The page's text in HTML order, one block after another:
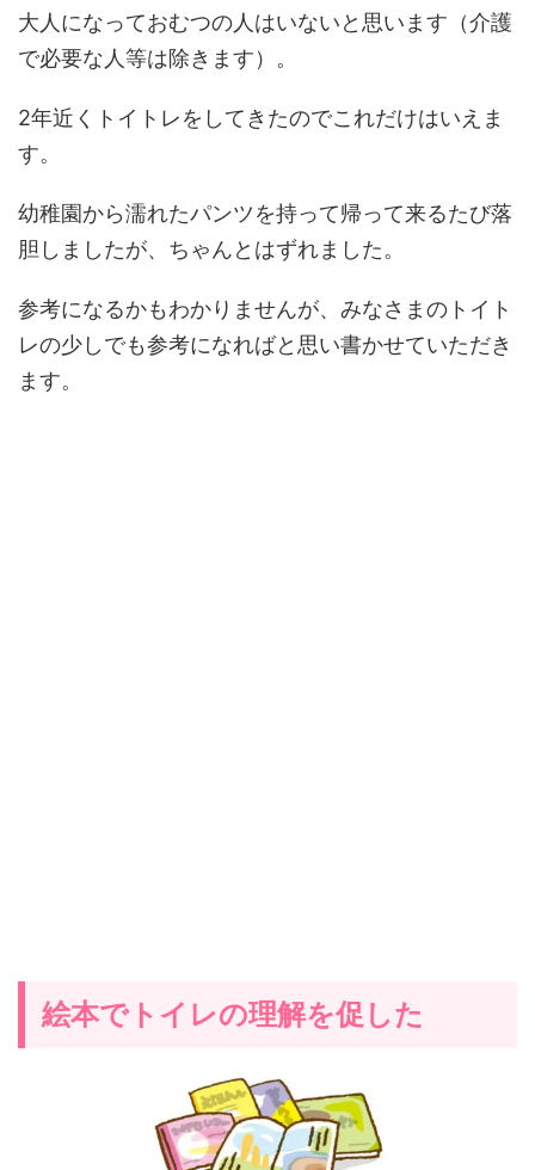
大人になっておむつの人はいないと思います（介護
で必要な人等は除きます）。
2年近くトイトレをしてきたのでこれだけはいえま
す。
幼稚園から濡れたパンツを持って帰って来るたび落
胆しましたが、ちゃんとはずれました。
参考になるかもわかりませんが、みなさまのトイト
レの少しでも参考になればと思い書かせていただき
ます。
絵本でトイレの理解を促した